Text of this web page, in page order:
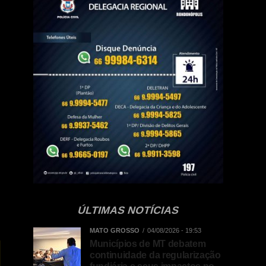
ÚLTIMAS NOTÍCIAS
MATO GROSSO 04/08/2026 - 19:53
Municípios de MT debatem
continuidade da regularização